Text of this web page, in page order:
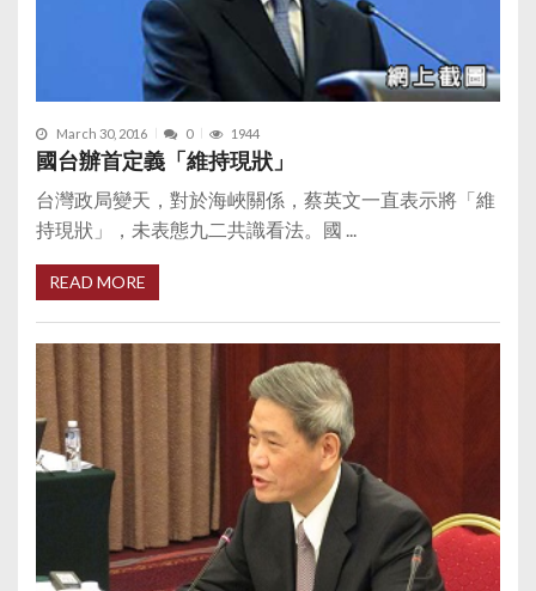
March 30, 2016 0 1944
國台辦首定義「維持現狀」
台灣政局變天，對於海峽關係，蔡英文一直表示將「維
持現狀」，未表態九二共識看法。國 ...
READ MORE